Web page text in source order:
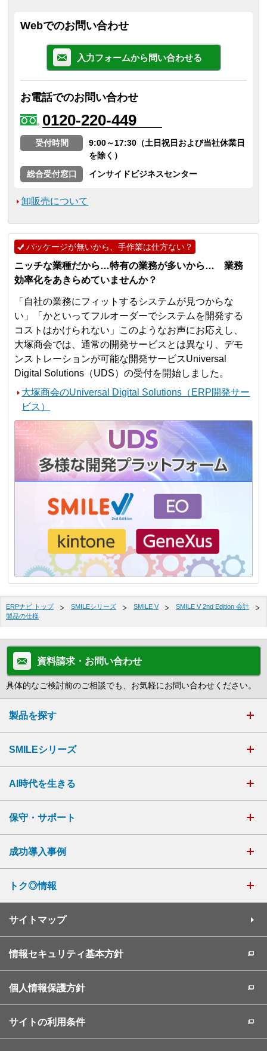
Webでのお問い合わせ
入力フォームから問い合わせる
お電話でのお問い合わせ
0120-220-449
受付時間
9:00～17:30（土日祝日および当社休業日
を除く）
総合受付窓口
インサイドビジネスセンター
卸販売について
パッケージが無いから、手作業は仕方ない？
ニッチな業種だから…特有の業務が多いから… 業務
効率化をあきらめていませんか？
「自社の業務にフィットするシステムが見つからな
い」「かといってフルオーダーでシステムを開発する
コストはかけられない」このようなお声にお応えし、
大塚商会では、通常の開発サービスとは異なり、デモ
ンストレーションが可能な開発サービスUniversal
Digital Solutions（UDS）の受付を開始しました。
大塚商会のUniversal Digital Solutions（ERP開発サー
ビス）
ERPナビ トップ SMILEシリーズ SMILE V
SMILE V 2nd Edition 会計
製品の仕様
資料請求・お問い合わせ
具体的なご検討前のご相談でも、お気軽にお問い合わせください。
製品を探す
SMILEシリーズ
AI時代を生きる
保守・サポート
成功導入事例
トク◎情報
サイトマップ
情報セキュリティ基本方針
個人情報保護方針
サイトの利用条件